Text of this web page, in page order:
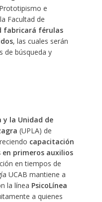
e
Facultad de
fabricará férulas
, las cuales serán
de búsqueda y
y la Unidad de
(UPLA) de
capacitación
primeros auxilios
en tiempos de
UCAB mantiene a
la línea PsicoLínea
a quienes